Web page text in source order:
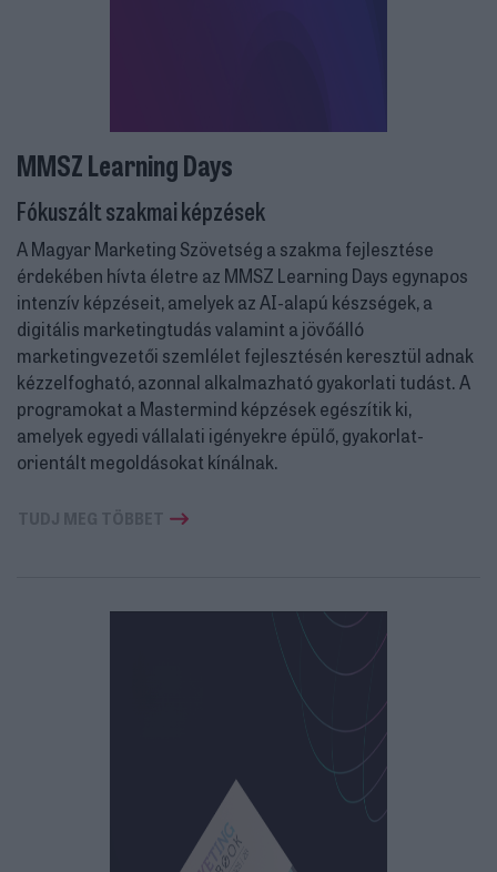
MMSZ Learning Days
Fókuszált szakmai képzések
A Magyar Marketing Szövetség a szakma fejlesztése
érdekében hívta életre az MMSZ Learning Days egynapos
intenzív képzéseit, amelyek az AI-alapú készségek, a
digitális marketingtudás valamint a jövőálló
marketingvezetői szemlélet fejlesztésén keresztül adnak
kézzelfogható, azonnal alkalmazható gyakorlati tudást. A
programokat a Mastermind képzések egészítik ki,
amelyek egyedi vállalati igényekre épülő, gyakorlat-
orientált megoldásokat kínálnak.